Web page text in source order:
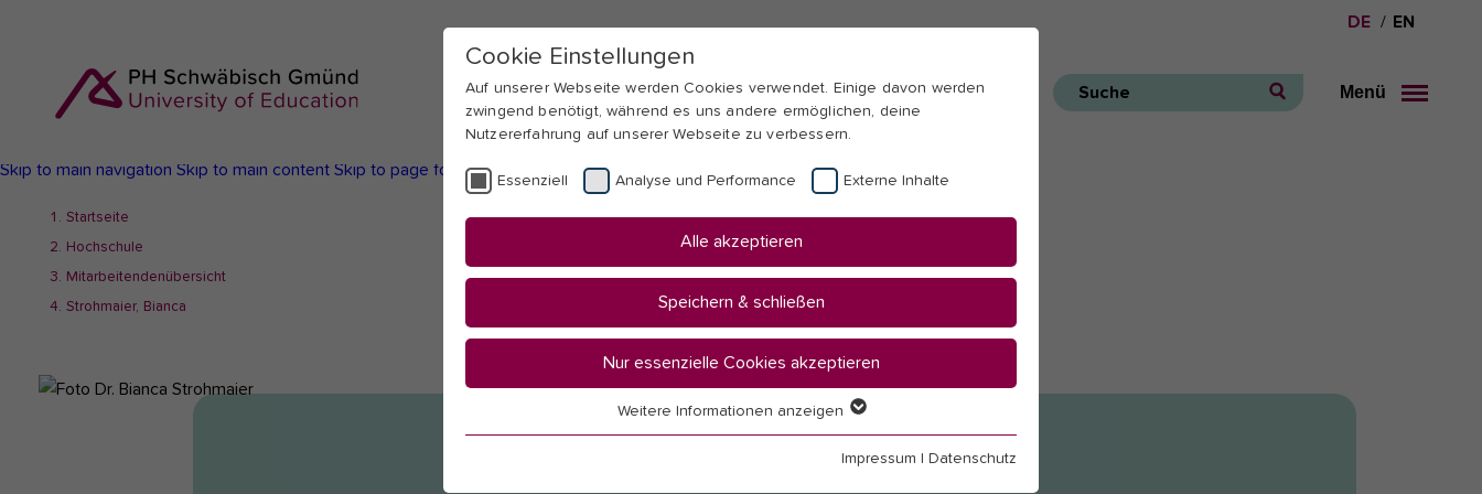
Skip to main navigation Skip to main content Skip to page footer
DE EN
Suche Menü
here:
Startseite
Hochschule
Mitarbeitendenübersicht
Strohmaier, Bianca
Cookie Einstellungen
Auf unserer Webseite werden Cookies verwendet. Einige davon werden
zwingend benötigt, während es uns andere ermöglichen, deine
Nutzererfahrung auf unserer Webseite zu verbessern.
Essenziell Analyse und Performance Externe Inhalte
Alle akzeptieren
Speichern & schließen
Nur essenzielle Cookies akzeptieren
Essenzielle Cookies werden für grundlegende Funktionen der Webseite
Weitere Informationen anzeigen
Impressum Datenschutz